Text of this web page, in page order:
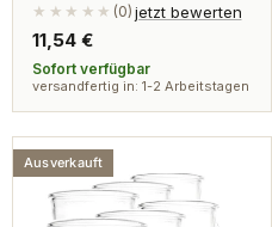
★★★★★ (0) jetzt bewerten
Regulärer
Preis
11,54 €
Sofort verfügbar
versandfertig in: 1-2 Arbeitstagen
Ausverkauft